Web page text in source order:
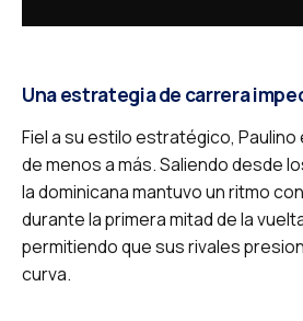
Una estrategia de carrera
Fiel a su estilo estratégico,
de menos a más. Saliendo desde
la dominicana mantuvo un ritmo
durante la primera mitad de la
permitiendo que sus rivales
curva.